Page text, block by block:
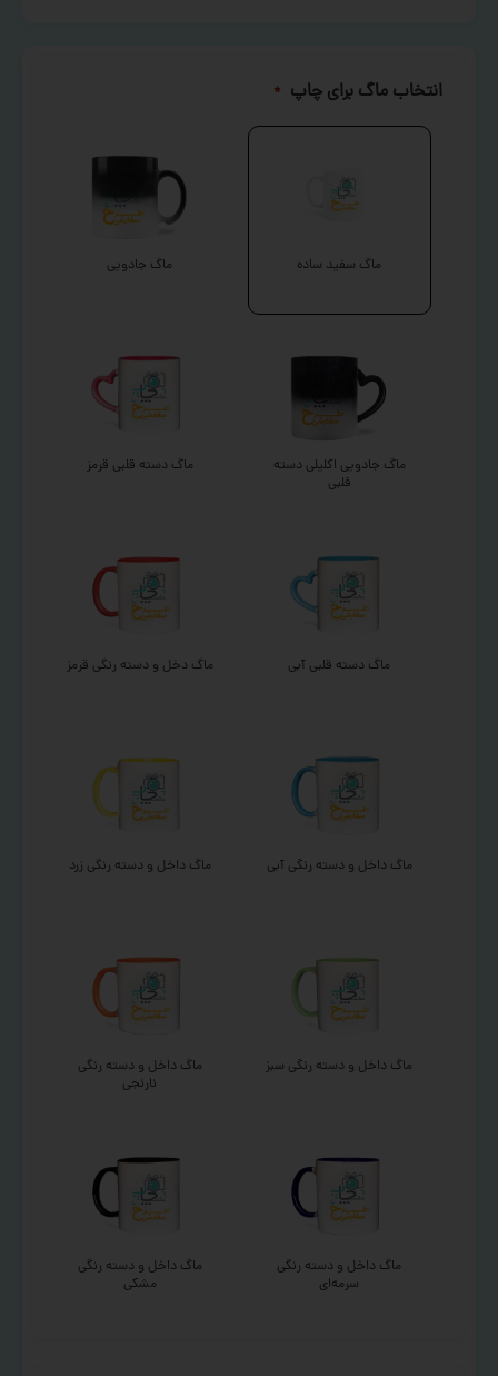
انتخاب ماگ برای چاپ *
ماگ سفید ساده ماگ جادویی
ماگ جادویی اکلیلی دسته
قلبی
ماگ دسته قلبی قرمز
ماگ دسته قلبی آبی ماگ دخل و دسته رنگی قرمز
ماگ داخل و دسته رنگی آبی ماگ داخل و دسته رنگی زرد
ماگ داخل و دسته رنگی سبز
ماگ داخل و دسته رنگی
نارنجی
ماگ داخل و دسته رنگی
سرمه‌ای
ماگ داخل و دسته رنگی
مشکی